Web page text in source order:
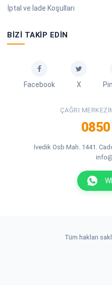
İptal ve İade Koşulları
BIZI TAKIP EDIN
Facebook X
ÇAĞRI
İvedik Osb Mah. 1441.
Tüm hakları